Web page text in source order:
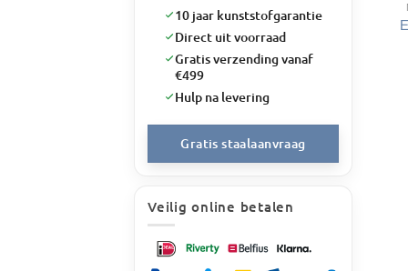
10 jaar kunststofgarantie
Direct uit voorraad
Gratis verzending vanaf
€499
Hulp na levering
Gratis staalaanvraag
Veilig online betalen